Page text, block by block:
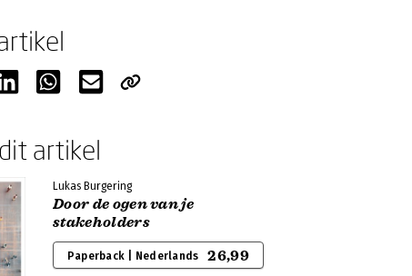
artikel
Lukas Burgering
Door de ogen van je
stakeholders
Paperback | Nederlands 26,99